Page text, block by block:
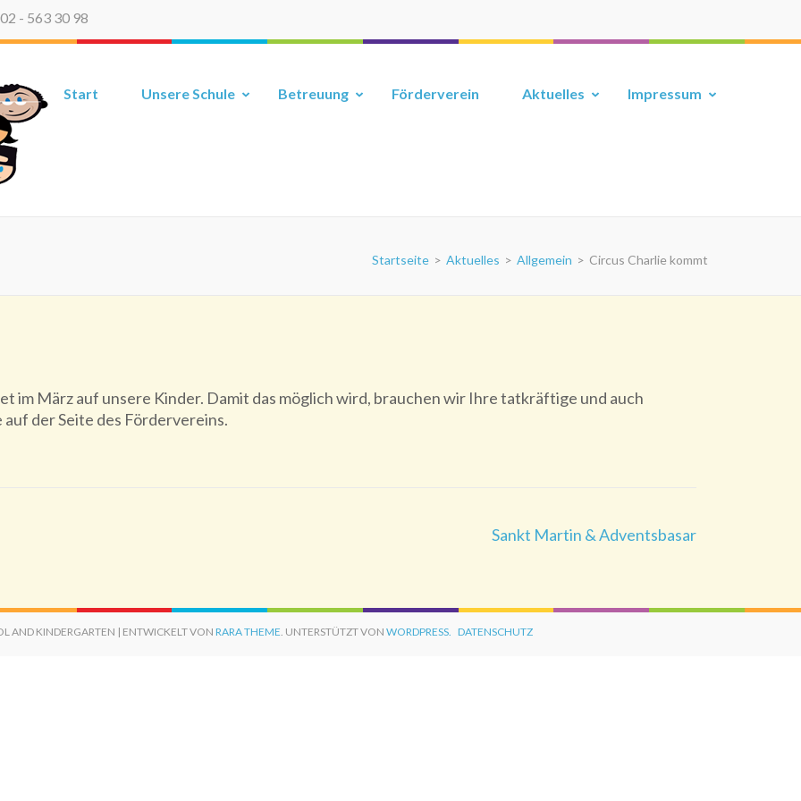
- 563 30 98
Grundschule Sillerstraße
Start Unsere Schule Betreuung Förderverein Aktuelles Impressum
Startseite > Aktuelles > Allgemein > Circus Charlie kommt
im März auf unsere Kinder. Damit das möglich wird, brauchen wir Ihre tatkräftige und auch
der Seite des Fördervereins.
Sankt Martin & Adventsbasar
AND KINDERGARTEN | ENTWICKELT VON RARA THEME. UNTERSTÜTZT VON WORDPRESS. DATENSCHUTZ